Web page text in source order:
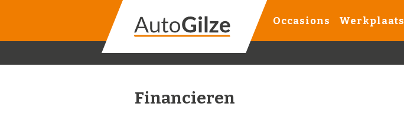
Occasions Werkplaats
Financieren